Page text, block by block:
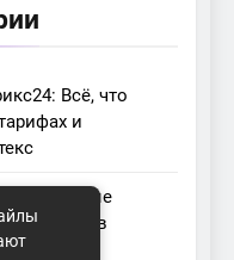
Всё, что
и
Основные
серверов в